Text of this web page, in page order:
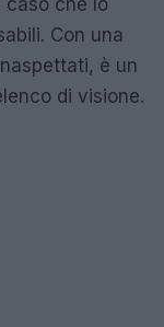
Con una
è un
di visione.